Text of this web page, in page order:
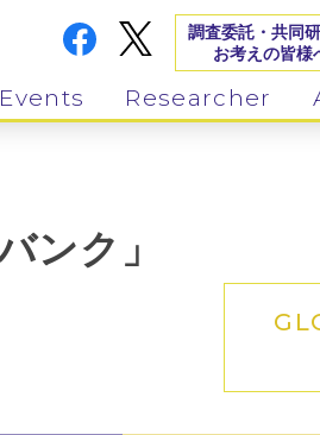
調査委託・共同
お考えの皆様
Events Researcher
ンク」